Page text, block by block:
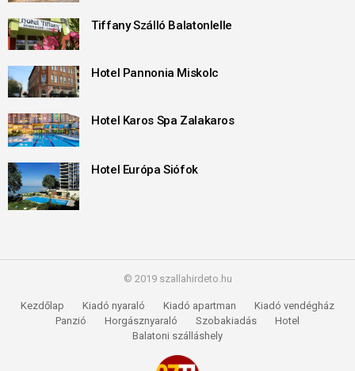
Tiffany Szálló Balatonlelle
Hotel Pannonia Miskolc
Hotel Karos Spa Zalakaros
Hotel Európa Siófok
© 2019 szallahirdeto.hu
Kezdőlap Kiadó nyaraló Kiadó apartman
Kiadó vendégház
Panzió
Horgásznyaraló Szobakiadás
Hotel
Balatoni szálláshely